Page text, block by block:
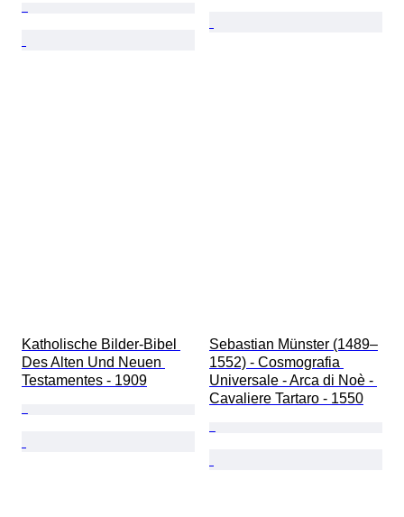
Katholische Bilder-Bibel
Des Alten Und Neuen
Testamentes - 1909
Sebastian Münster (1489–
1552) - Cosmografia
Universale - Arca di Noè -
Cavaliere Tartaro - 1550